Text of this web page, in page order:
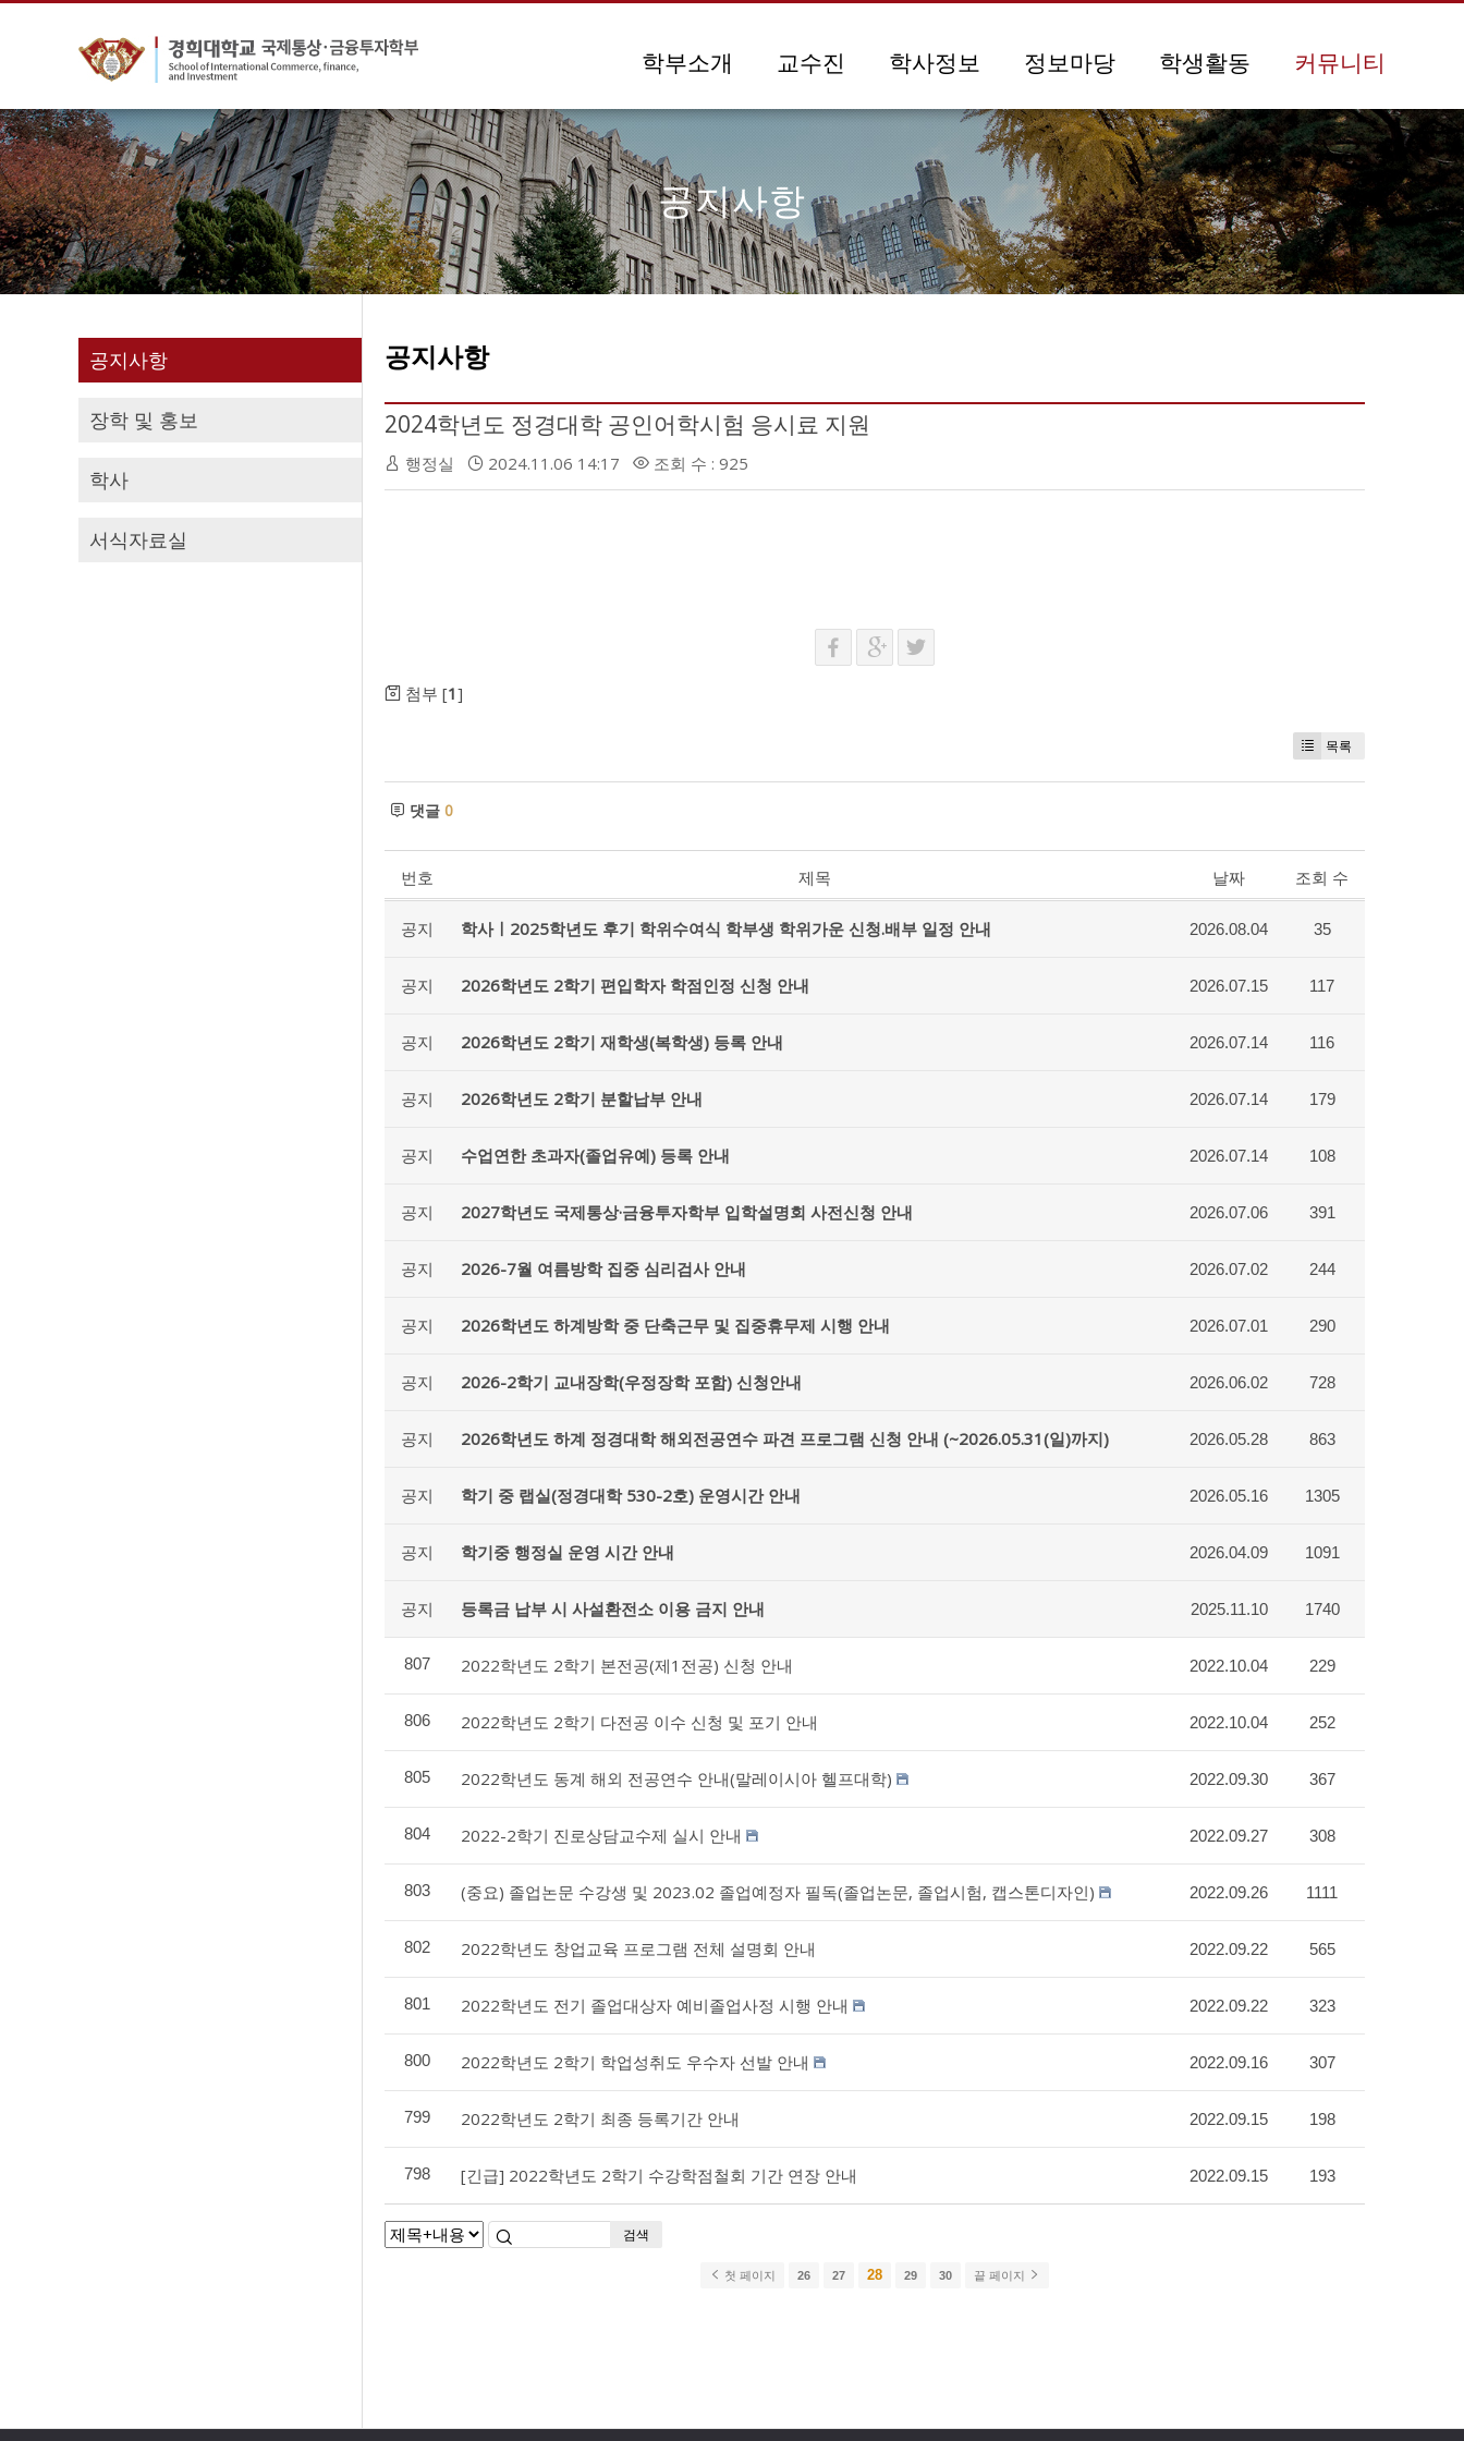
학부소개 교수진 학사정보 정보마당 학생활동 커뮤니티
공지사항
공지사항
장학 및 홍보
학사
서식자료실
공지사항
2024학년도 정경대학 공인어학시험 응시료 지원
행정실 2024.11.06 14:17 조회 수 : 925
첨부 [1]
목록
댓글 0
번호 제목 날짜 조회 수
공지 학사ㅣ2025학년도 후기 학위수여식 학부생 학위가운 신청.배부 일정 안내 2026.08.04 35
공지 2026학년도 2학기 편입학자 학점인정 신청 안내 2026.07.15 117
공지 2026학년도 2학기 재학생(복학생) 등록 안내 2026.07.14 116
공지 2026학년도 2학기 분할납부 안내 2026.07.14 179
공지 수업연한 초과자(졸업유예) 등록 안내 2026.07.14 108
공지 2027학년도 국제통상·금융투자학부 입학설명회 사전신청 안내 2026.07.06 391
공지 2026-7월 여름방학 집중 심리검사 안내 2026.07.02 244
공지 2026학년도 하계방학 중 단축근무 및 집중휴무제 시행 안내 2026.07.01 290
공지 2026-2학기 교내장학(우정장학 포함) 신청안내 2026.06.02 728
공지 2026학년도 하계 정경대학 해외전공연수 파견 프로그램 신청 안내 (~2026.05.31(일)까지) 2026.05.28 863
공지 학기 중 랩실(정경대학 530-2호) 운영시간 안내 2026.05.16 1305
공지 학기중 행정실 운영 시간 안내 2026.04.09 1091
공지 등록금 납부 시 사설환전소 이용 금지 안내 2025.11.10 1740
807 2022학년도 2학기 본전공(제1전공) 신청 안내 2022.10.04 229
806 2022학년도 2학기 다전공 이수 신청 및 포기 안내 2022.10.04 252
805 2022학년도 동계 해외 전공연수 안내(말레이시아 헬프대학) 2022.09.30 367
804 2022-2학기 진로상담교수제 실시 안내 2022.09.27 308
803 (중요) 졸업논문 수강생 및 2023.02 졸업예정자 필독(졸업논문, 졸업시험, 캡스톤디자인) 2022.09.26 1111
802 2022학년도 창업교육 프로그램 전체 설명회 안내 2022.09.22 565
801 2022학년도 전기 졸업대상자 예비졸업사정 시행 안내 2022.09.22 323
800 2022학년도 2학기 학업성취도 우수자 선발 안내 2022.09.16 307
799 2022학년도 2학기 최종 등록기간 안내 2022.09.15 198
798 [긴급] 2022학년도 2학기 수강학점철회 기간 연장 안내 2022.09.15 193
검색
첫 페이지 26 27 28 29 30 끝 페이지